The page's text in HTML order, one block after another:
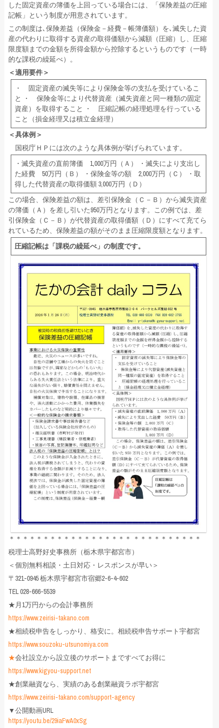
した固定資産の簿価を上回っている場合には、「保険差益の圧縮
記帳」という制度が用意されています。
この制度は､保険差益（保険金－経費－帳簿価額）を､滅失した資
産の代わりに取得する資産の取得価額から減額（圧縮）し、圧縮
限度額までの金額を所得金額から控除するというものです（一時
的な課税の繰延べ）。
＜適用要件＞
・ 固定資産の滅失等により保険金等の支払を受けているこ
と ・ 保険金等により代替資産（滅失資産と同一種類の固定
資産）を取得すること ・ 圧縮記帳の経理処理を行っている
こと（損金経理又は積立金経理）
＜具体例＞
国税庁ＨＰには次のような具体例が挙げられています。
・滅失資産の直前簿価 1,000万円（Ａ） ・滅失により支出し
た経費 50万円（Ｂ） ・保険金等の額 2,000万円（Ｃ） ・取
得した代替資産の取得価額 3,000万円（Ｄ）
この場合、保険差益の額は、差引保険金（Ｃ－Ｂ）から滅失資産
の簿価（Ａ）を差し引いた950万円となります。この例では、差
引保険金（Ｃ－Ｂ）が代替資産の取得価額（Ｄ）にすべて充てら
れているため、保険差益の額がそのまま圧縮限度額となります。
圧縮記帳は「課税の繰延べ」の制度です。
＊＊＊＊＊＊＊＊＊＊＊＊＊＊＊＊＊＊ ＊＊＊＊＊＊＊＊＊＊
税理士高野好史事務所（栃木県宇都宮市）
＜個別無料相談・土日対応・レスポンスが早い＞
〒321-0945 栃木県宇都宮市宿郷2-6-4-602
TEL 028-666-5539
★月1万円からの会計事務所
https://www.zeirisi-takano.com
★相続税申告をしっかり、格安に。相続税申告サポート宇都宮
https://www.souzoku-utsunomiya.com
★会社設立から設立後のサポートまですべてお得に
https://www.kigyou-support.net
★創業融資なら、実績のある創業融資ラボ宇都宮
https://www.zeirisi-takano.com/support-agency
▼公開動画URL
https://youtu.be/29iaFwA0xSg